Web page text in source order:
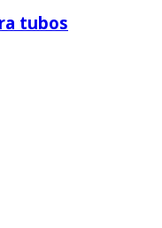
tubos